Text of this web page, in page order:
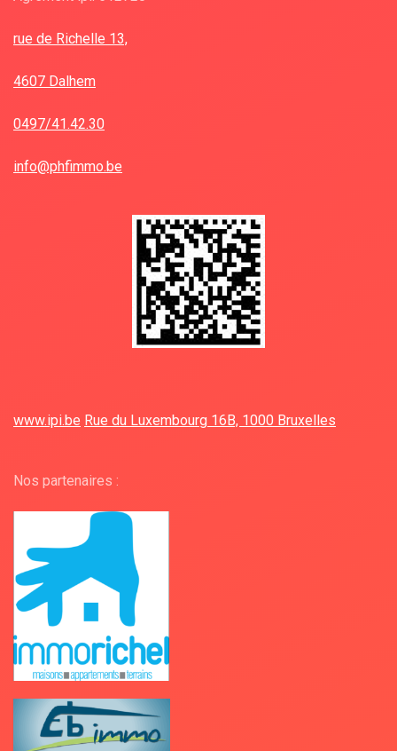
rue de Richelle 13,
4607 Dalhem
0497/41.42.30
info@phfimmo.be
www.ipi.be Rue du Luxembourg 16B, 1000 Bruxelles
Nos partenaires :